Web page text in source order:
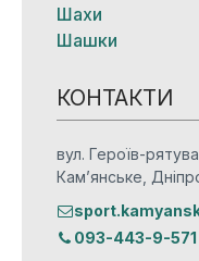
Шахи
Шашки
КОНТАКТИ
вул. Героїв-
Кам’янське,
093-443-9-571